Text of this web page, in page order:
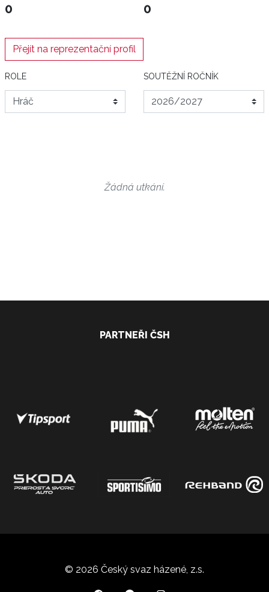
0 0
Přejít na reprezentační profil
ROLE SOUTĚŽNÍ ROČNÍK
Žádná utkání.
PARTNEŘI ČSH
© 2026 Český svaz házené, z.s.